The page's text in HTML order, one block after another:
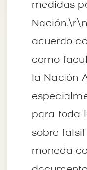
medidas
acuerdo
como
la Nación
para toda
sobre
moneda